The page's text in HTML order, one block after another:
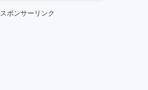
スポンサーリンク